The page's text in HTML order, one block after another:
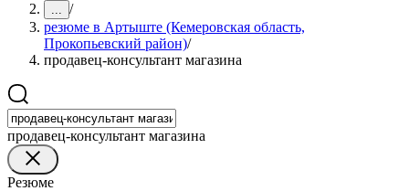
... /
резюме в Артыште (Кемеровская область,
Прокопьевский район)/
продавец-консультант магазина
продавец-консультант магазина
Резюме